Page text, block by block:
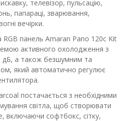
телевізор, пульсацію,
папараці, зварювання,
вечірки.
RGB панель Amaran Pano 120c Kit
активного охолодження з
дБ, а також безшумним та
який автоматично регулює
постачається з необхідними
світла, щоб створювати
включаючи софтбокс, сітку,